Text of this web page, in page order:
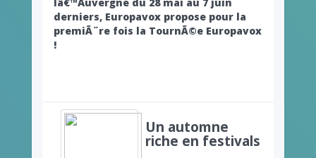
derniers, Europavox propose pour la
premiÃ¨re fois la TournÃ©e Europavox
!
Un automne
riche en festivals